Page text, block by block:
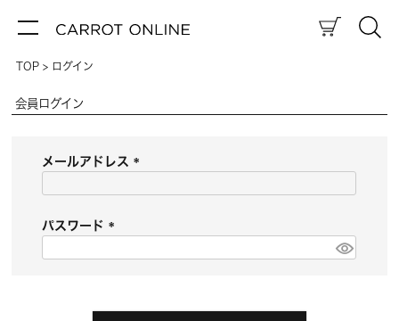
TOP ログイン
会員ログイン
メールアドレス
パスワード